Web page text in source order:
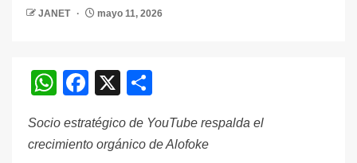
JANET mayo 11, 2026
WhatsApp
Facebook
X
Socio estratégico de YouTube respalda el
crecimiento orgánico de Alofoke